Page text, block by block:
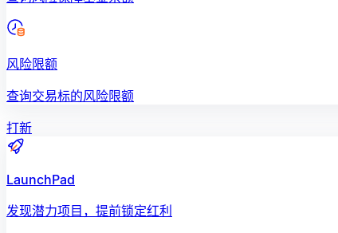
风险限额
查询交易标的风险限额
打新
LaunchPad
发现潜力项目，提前锁定红利